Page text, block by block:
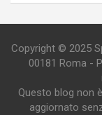
Copyright © 2025
00181 Roma -
Questo blog non
aggiornato